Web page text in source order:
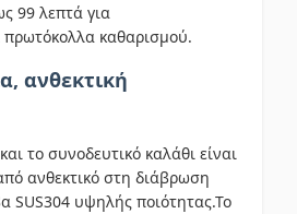
99 λεπτά για
πρωτόκολλα καθαρισμού.
ανθεκτική
το συνοδευτικό καλάθι είναι
ανθεκτικό στη διάβρωση
SUS304 υψηλής ποιότητας.Το